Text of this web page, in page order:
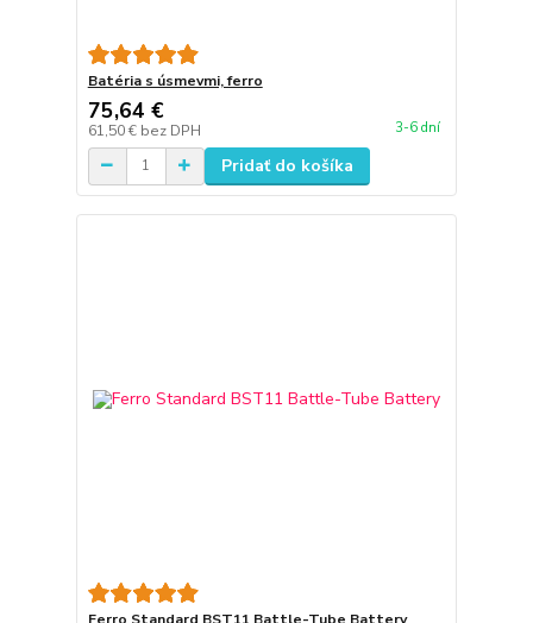
Batéria s úsmevmi, ferro
75,64 €
61,50 € bez DPH 3-6 dní
Pridať do košíka